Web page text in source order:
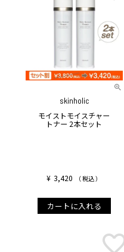
skinholic
モイストモイスチャー
トナー 2本セット
¥ 3,420 税込
カートに入れる